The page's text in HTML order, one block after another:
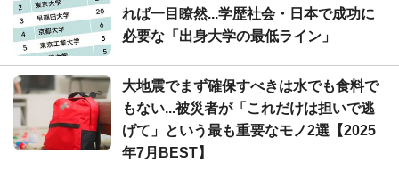
れば一目瞭然...学歴社会・日本で成功に
必要な「出身大学の最低ライン」
大地震でまず確保すべきは水でも食料で
もない...被災者が「これだけは担いで逃
げて」という最も重要なモノ2選【2025
年7月BEST】